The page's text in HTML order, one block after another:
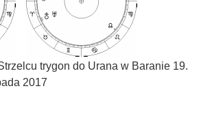
trygon do Urana w Baranie 19.
2017